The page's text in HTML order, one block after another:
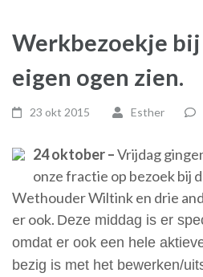
Werkbezoekje
eigen ogen zien.
23 okt 2015 Esther
24 oktober –Vrijdag
onze fractie op bezoek bij
Wethouder Wiltink en drie
er ook. Deze middag is er
omdat er ook een hele
bezig is met het bewerken/